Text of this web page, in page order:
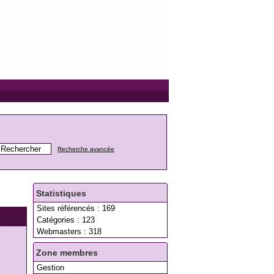
Recherche avancée
Statistiques
Sites référencés : 169
Catégories : 123
Webmasters : 318
Zone membres
Gestion